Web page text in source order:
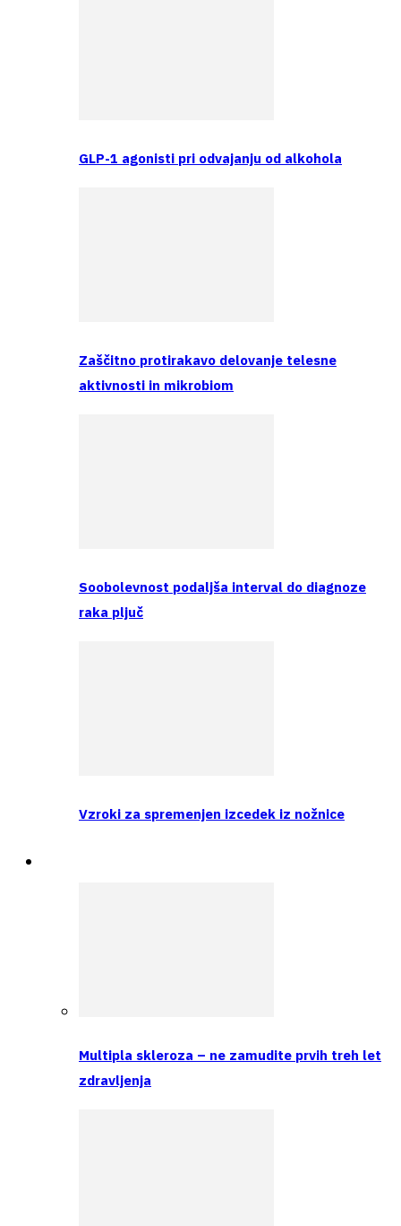
GLP-1 agonisti pri odvajanju od alkohola
Zaščitno protirakavo delovanje telesne
aktivnosti in mikrobiom
Soobolevnost podaljša interval do diagnoze
raka pljuč
Vzroki za spremenjen izcedek iz nožnice
Multipla skleroza – ne zamudite prvih treh let
zdravljenja